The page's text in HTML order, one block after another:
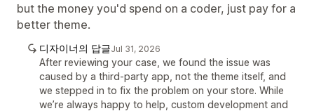
but the money you'd spend on a coder, just pay for a
better theme.
디자이너의 답글Jul 31, 2026
After reviewing your case, we found the issue was
caused by a third-party app, not the theme itself, and
we stepped in to fix the problem on your store. While
we’re always happy to help, custom development and